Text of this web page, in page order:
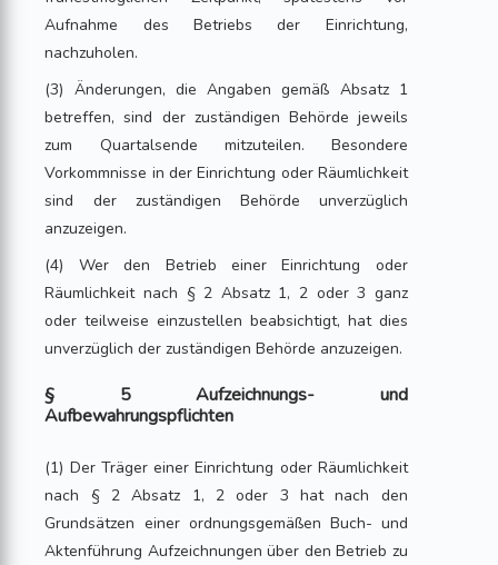
Aufnahme des Betriebs der Einrichtung,
nachzuholen.
(3) Änderungen, die Angaben gemäß Absatz 1
betreffen, sind der zuständigen Behörde jeweils
zum Quartalsende mitzuteilen. Besondere
Vorkommnisse in der Einrichtung oder Räumlichkeit
sind der zuständigen Behörde unverzüglich
anzuzeigen.
(4) Wer den Betrieb einer Einrichtung oder
Räumlichkeit nach § 2 Absatz 1, 2 oder 3 ganz
oder teilweise einzustellen beabsichtigt, hat dies
unverzüglich der zuständigen Behörde anzuzeigen.
§ 5 Aufzeichnungs- und
Aufbewahrungspflichten
(1) Der Träger einer Einrichtung oder Räumlichkeit
nach § 2 Absatz 1, 2 oder 3 hat nach den
Grundsätzen einer ordnungsgemäßen Buch- und
Aktenführung Aufzeichnungen über den Betrieb zu